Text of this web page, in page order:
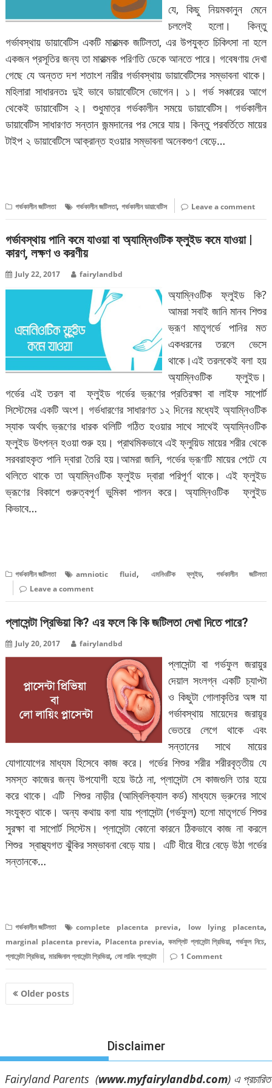
যে, কিছু নিয়মকানুন মেনে
চললেই হলো। কিন্তু
গর্ভাবস্থায় ডায়াবেটিস একটি মারাত্মক জটিলতা, এর উপযুক্ত চিকিৎসা না হলে
একজন প্রসূতির জন্য তা মারাত্মক পরিণতি ডেকে আনতে পারে। গবেষণায় দেখা
গেছে যে অন্তত দশ শতাংশ নারীর গর্ভাবস্থায় ডায়াবেটিসের সম্ভাবনা থাকে।
মহিলারা সাধারনতঃ দুই ভাবে ডায়াবেটিসে ভোগেন। ১। গর্ভ সঞ্চারের আগে
থেকেই ডায়াবেটিস ২। শুধুমাত্র গর্ভকালীন সময়ে ডায়াবেটিস। গর্ভকালীন
ডায়াবেটিস সাধারণত সন্তান জন্মদানের পর সেরে যায়। কিন্তু পরবর্তিতে মায়ের
টাইপ ২ ডায়াবেটিসে আক্রান্ত হওয়ার সম্ভাবনা অনেকগুণ বেড়ে…
গর্ভকালীন জটিলতা গর্ভকালীন জটিলতা,গর্ভকালীন ডায়াবেটিস Leave a comment
গর্ভাবস্থায় পানি কমে যাওয়া বা অ্যাম্নিওটিক ফ্লুইড কমে যাওয়া |
কারণ, লক্ষণ ও করণীয়
July 22, 2017 fairylandbd
অ্যাম্নিওটিক ফ্লুইড কি?
আমরা সবাই জানি মানব শিশুর
ভ্রূণ মাতৃগর্ভে পানির মত
একধরনের তরলে ভেসে
থাকে।এই তরলকেই বলা হয়
অ্যাম্নিওটিক ফ্লুইড।
গর্ভের এই তরল বা ফ্লুইড গর্ভের ভ্রূণের প্রতিরক্ষা বা লাইফ সাপোর্ট
সিস্টেমের একটি অংশ। গর্ভধারণের সাধারণত ১২ দিনের মধ্যেই অ্যাম্নিওটিক
স্যাক অর্থাৎ ভ্রূণের ধারক থলিটি গঠিত হওয়ার সাথে সাথেই অ্যাম্নিওটিক
ফ্লুইড উৎপন্ন হওয়া শুরু হয়। প্রাথমিকভাবে এই ফ্লুয়িড মায়ের শরীর থেকে
সরবরাহকৃত পানি দ্বারা তৈরি হয়।আমরা জানি, গর্ভের ভ্রূণটি মায়ের পেটে যে
থলিতে থাকে তা অ্যাম্নিওটিক ফ্লুইড দ্বারা পরিপূর্ণ থাকে। এই ফ্লুইড
ভ্রূণের বিকাশে গুরুত্বপূর্ণ ভুমিকা পালন করে। অ্যাম্নিওটিক ফ্লুইড
কিভাবে…
গর্ভকালীন জটিলতা amniotic fluid, এমনিওটিক ফ্লুইড, গর্ভকালীন জটিলতা
Leave a comment
প্লাসেন্টা প্রিভিয়া কি? এর ফলে কি কি জটিলতা দেখা দিতে পারে?
July 20, 2017 fairylandbd
প্লাসেন্টা বা গর্ভফুল জরায়ুর
দেয়াল সংলগ্ন একটি চ্যাপ্টা
ও কিছুটা গোলাকৃতির অঙ্গ যা
গর্ভাবস্থায় মায়েদের জরায়ূর
ভেতরে লেগে থাকে এবং
সন্তানের সাথে মায়ের
যোগাযোগের মাধ্যম হিসেবে কাজ করে। গর্ভের শিশুর শরীর শরীরবৃত্তীয় যে
সমস্ত কাজের জন্য উপযোগী হয়ে উঠে না, প্লাসেন্টা সে কাজগুলি তার হয়ে
করে থাকে। এটি শিশুর নাড়ীর (আম্বিলিক্যাল কর্ড) মাধ্যমে ভ্রুনের সাথে
সংযুক্ত থাকে। অন্য কথায় বলা যায় প্লাসেন্টা (গর্ভফুল) হলো মাতৃগর্ভে শিশুর
সুরক্ষা বা সাপোর্ট সিস্টেম। প্লাসেন্টা কোনো কারনে ঠিকভাবে কাজ না করলে
শিশুর স্বাস্থ্যগত ঝুঁকির সম্ভাবনা বেড়ে যায়। এটি ধীরে ধীরে বেড়ে উঠা গর্ভের
সন্তানকে…
গর্ভকালীন জটিলতা complete placenta previa, low lying placenta,
marginal placenta previa, Placenta previa, কমপ্লিট প্লাসেন্টা প্রিভিয়া, গর্ভফুল নিচে,
প্লাসেন্টা প্রিভিয়া,মারজিনাল প্লাসেন্টা প্রিভিয়া,লো লায়িং প্লাসেন্টা 1 Comment
Posts
Older posts
Disclaimer
Fairyland Parents (www.myfairylandbd.com) এ প্রচারিত